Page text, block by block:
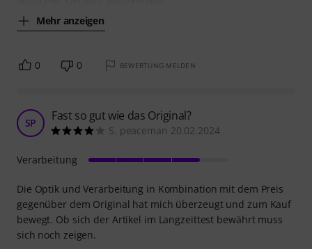
Mehr anzeigen
0 0 BEWERTUNG MELDEN
SP Fast so gut wie das Original?
S. peaceman 20.02.2024
Die Optik und Verarbeitung in Kombination mit dem Preis
gegenüber dem Original hat mich überzeugt und zum Kauf
bewegt. Ob sich der Artikel im Langzeittest bewährt muss
sich noch zeigen.
Verarbeitung